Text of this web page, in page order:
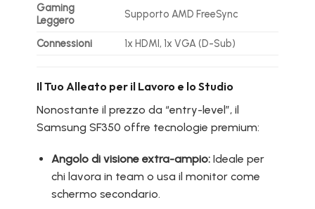
Gaming
Leggero
Supporto AMD FreeSync
Connessioni 1x HDMI, 1x VGA (D-Sub)
Il Tuo Alleato per il Lavoro e lo Studio
Nonostante il prezzo da “entry-level”, il
Samsung SF350 offre tecnologie premium:
Angolo di visione extra-ampio:Ideale per
chi lavora in team o usa il monitor come
schermo secondario.